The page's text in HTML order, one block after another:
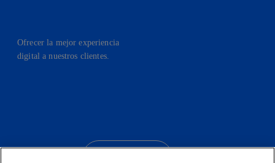
Ofrecer la mejor experiencia
digital a nuestros clientes.